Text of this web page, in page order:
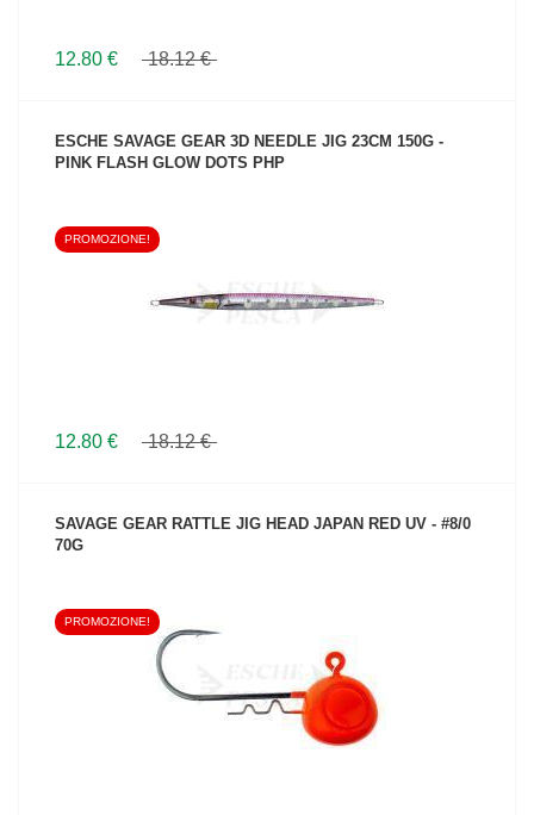
12.80 € 18.12 €
ESCHE SAVAGE GEAR 3D NEEDLE JIG 23CM 150G -
PINK FLASH GLOW DOTS PHP
PROMOZIONE!
12.80 € 18.12 €
SAVAGE GEAR RATTLE JIG HEAD JAPAN RED UV - #8/0
70G
PROMOZIONE!